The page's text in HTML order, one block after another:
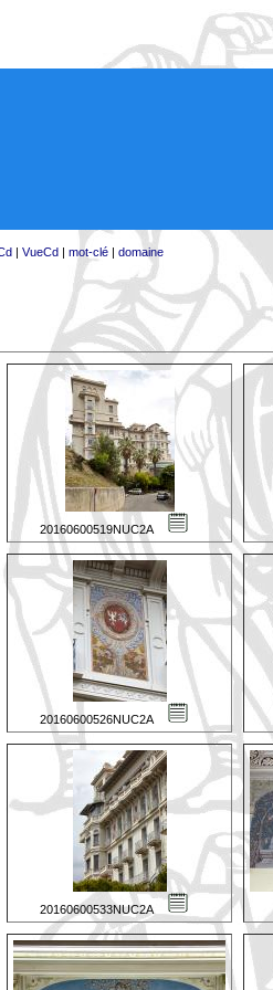
| VueCd| mot-clé| domaine
20160600519NUC2A
20160600526NUC2A
20160600533NUC2A